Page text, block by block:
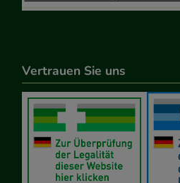
Vertrauen Sie uns